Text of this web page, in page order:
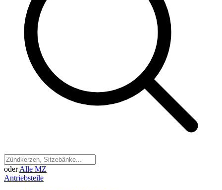
oder Alle MZ
Antriebsteile